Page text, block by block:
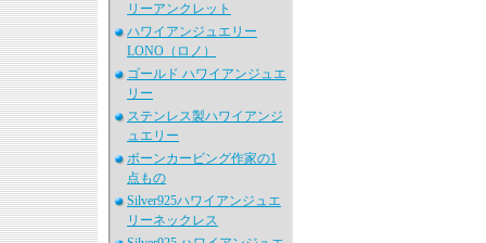
リーアンクレット
ハワイアンジュエリー
LONO（ロノ）
ゴールド ハワイアンジュエ
リー
ステンレス製ハワイアンジ
ュエリー
ボーンカービング作家の1
点もの
Silver925ハワイアンジュエ
リーネックレス